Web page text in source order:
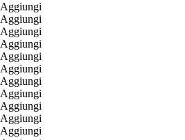
Aggiungi
Aggiungi
Aggiungi
Aggiungi
Aggiungi
Aggiungi
Aggiungi
Aggiungi
Aggiungi
Aggiungi
Aggiungi